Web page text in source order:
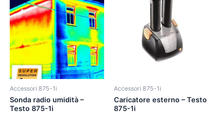
Accessori 875-1i
Sonda radio umidità –
Testo 875-1i
Accessori 875-1i
Caricatore esterno – Testo
875-1i